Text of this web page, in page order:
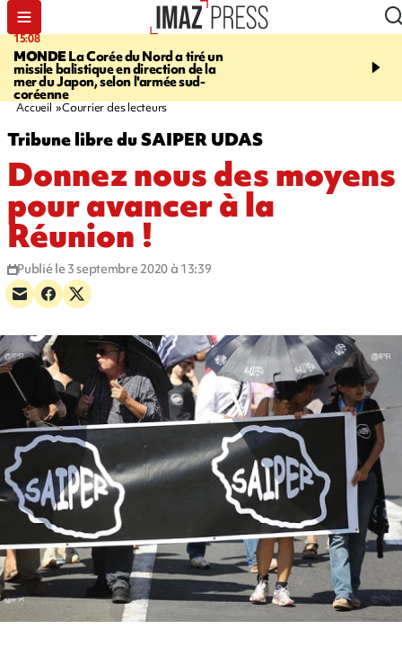
15:08
MONDELa Corée du Nord a tiré un
missile balistique en direction de la
mer du Japon, selon l'armée sud-
coréenne
17:24
est rouvert à la
Accueil Courrier des lecteurs
Tribune libre du SAIPER UDAS
Donnez nous des moyens
pour avancer à la
Réunion !
Publié le 3 septembre 2020 à 13:39